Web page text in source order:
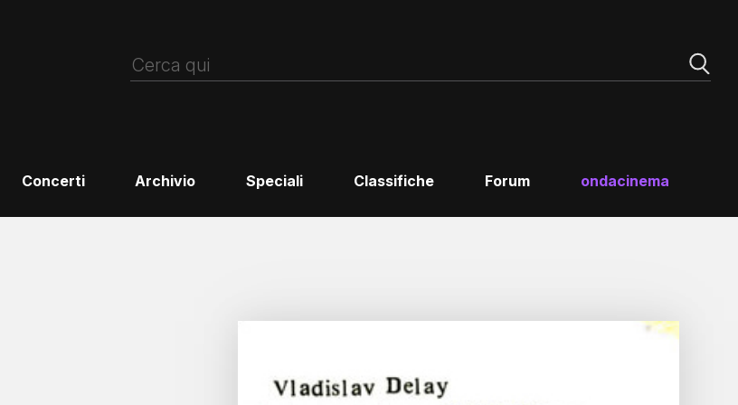
Concerti Archivio Speciali Classifiche Forum ondacinema